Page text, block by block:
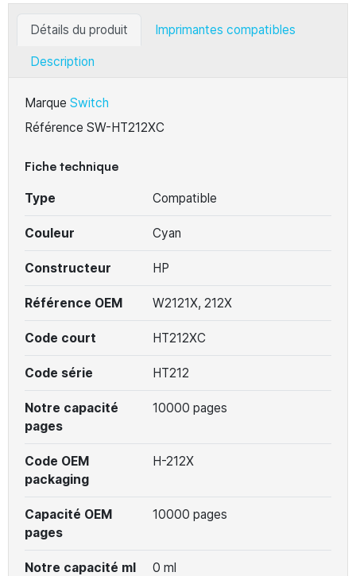
Détails du produit Imprimantes compatibles
Description
Marque Switch
Référence SW-HT212XC
Fiche technique
Type Compatible
Couleur Cyan
Constructeur HP
Référence OEM W2121X, 212X
Code court HT212XC
Code série HT212
Notre capacité
pages
10000 pages
Code OEM
packaging
H-212X
Capacité OEM
pages
10000 pages
Notre capacité ml 0 ml